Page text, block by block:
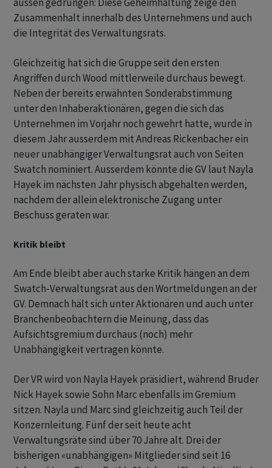
Zusammenhalt innerhalb des Unternehmens und auch
die Integrität des Verwaltungsrats.
Gleichzeitig hat sich die Gruppe seit den ersten
Angriffen durch Wood mittlerweile durchaus bewegt.
Neben der bereits erwähnten Sonderabstimmung
unter den Inhaberaktionären, gegen die sich das
Unternehmen im Vorjahr noch gewehrt hatte, wurde in
diesem Jahr ausserdem mit Andreas Rickenbacher ein
neuer unabhängiger Verwaltungsrat auch von Seiten
Swatch nominiert. Ausserdem könnte die GV laut Nayla
Hayek im nächsten Jahr physisch abgehalten werden,
nachdem der allein elektronische Zugang unter
Beschuss geraten war.
Kritik bleibt
Am Ende bleibt aber auch starke Kritik hängen an dem
Swatch-Verwaltungsrat aus den Wortmeldungen an der
GV. Demnach hält sich unter Aktionären und auch unter
Branchenbeobachtern die Meinung, dass das
Aufsichtsgremium durchaus (noch) mehr
Unabhängigkeit vertragen könnte.
Der VR wird von Nayla Hayek präsidiert, während Bruder
Nick Hayek sowie Sohn Marc ebenfalls im Gremium
sitzen. Nayla und Marc sind gleichzeitig auch Teil der
Konzernleitung. Fünf der seit heute acht
Verwaltungsräte sind über 70 Jahre alt. Drei der
bisherigen «unabhängigen» Mitglieder sind seit 16